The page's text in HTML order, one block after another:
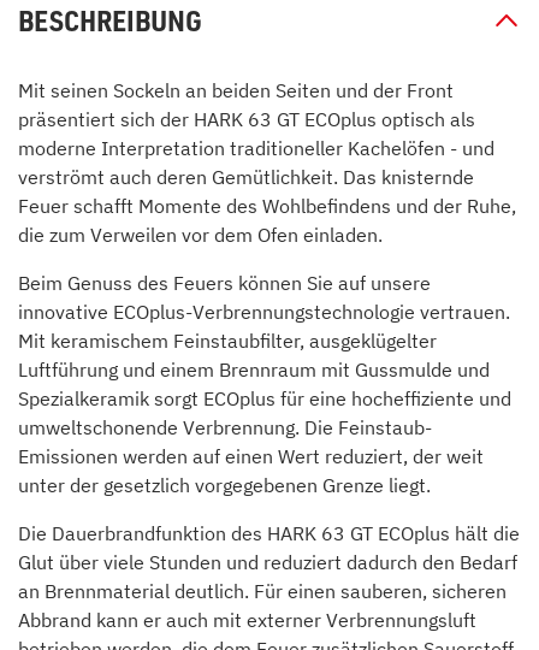
BESCHREIBUNG
Mit seinen Sockeln an beiden Seiten und der Front
präsentiert sich der HARK 63 GT ECOplus optisch als
moderne Interpretation traditioneller Kachelöfen - und
verströmt auch deren Gemütlichkeit. Das knisternde
Feuer schafft Momente des Wohlbefindens und der Ruhe,
die zum Verweilen vor dem Ofen einladen.
Beim Genuss des Feuers können Sie auf unsere
innovative ECOplus-Verbrennungstechnologie vertrauen.
Mit keramischem Feinstaubfilter, ausgeklügelter
Luftführung und einem Brennraum mit Gussmulde und
Spezialkeramik sorgt ECOplus für eine hocheffiziente und
umweltschonende Verbrennung. Die Feinstaub-
Emissionen werden auf einen Wert reduziert, der weit
unter der gesetzlich vorgegebenen Grenze liegt.
Die Dauerbrandfunktion des HARK 63 GT ECOplus hält die
Glut über viele Stunden und reduziert dadurch den Bedarf
an Brennmaterial deutlich. Für einen sauberen, sicheren
Abbrand kann er auch mit externer Verbrennungsluft